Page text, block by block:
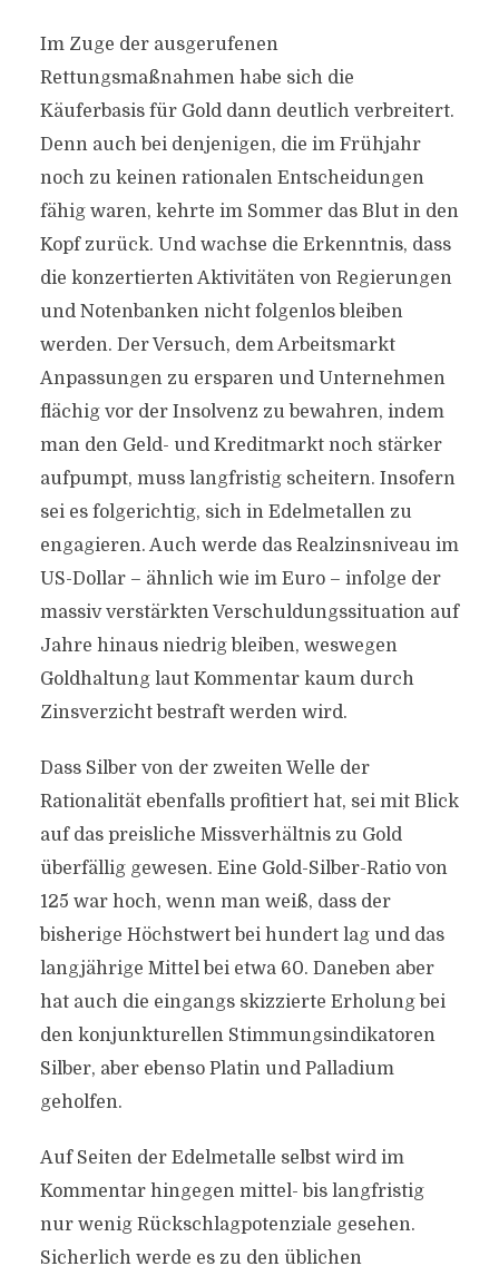
Im Zuge der ausgerufenen
Rettungsmaßnahmen habe sich die
Käuferbasis für Gold dann deutlich verbreitert.
Denn auch bei denjenigen, die im Frühjahr
noch zu keinen rationalen Entscheidungen
fähig waren, kehrte im Sommer das Blut in den
Kopf zurück. Und wachse die Erkenntnis, dass
die konzertierten Aktivitäten von Regierungen
und Notenbanken nicht folgenlos bleiben
werden. Der Versuch, dem Arbeitsmarkt
Anpassungen zu ersparen und Unternehmen
flächig vor der Insolvenz zu bewahren, indem
man den Geld- und Kreditmarkt noch stärker
aufpumpt, muss langfristig scheitern. Insofern
sei es folgerichtig, sich in Edelmetallen zu
engagieren. Auch werde das Realzinsniveau im
US-Dollar – ähnlich wie im Euro – infolge der
massiv verstärkten Verschuldungssituation auf
Jahre hinaus niedrig bleiben, weswegen
Goldhaltung laut Kommentar kaum durch
Zinsverzicht bestraft werden wird.
Dass Silber von der zweiten Welle der
Rationalität ebenfalls profitiert hat, sei mit Blick
auf das preisliche Missverhältnis zu Gold
überfällig gewesen. Eine Gold-Silber-Ratio von
125 war hoch, wenn man weiß, dass der
bisherige Höchstwert bei hundert lag und das
langjährige Mittel bei etwa 60. Daneben aber
hat auch die eingangs skizzierte Erholung bei
den konjunkturellen Stimmungsindikatoren
Silber, aber ebenso Platin und Palladium
geholfen.
Auf Seiten der Edelmetalle selbst wird im
Kommentar hingegen mittel- bis langfristig
nur wenig Rückschlagpotenziale gesehen.
Sicherlich werde es zu den üblichen